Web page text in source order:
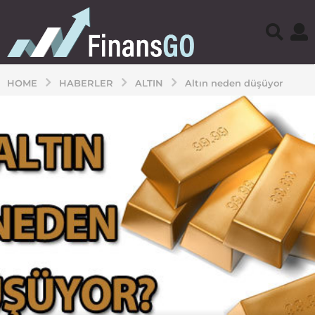
HOME HABERLER ALTIN Altın neden düşüyor